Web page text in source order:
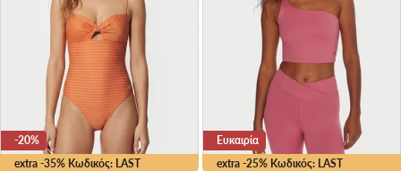
extra -35% Κωδικός: LAST
-20%
extra -25% Κωδικός: LAST
Ευκαιρία